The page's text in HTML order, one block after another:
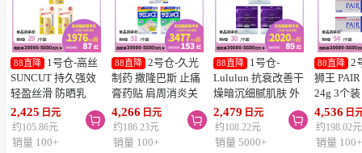
88直降
1号仓-高丝
SUNCUT 持久强效
轻盈丝滑 防晒乳
SPF50+ PA++++
50ml 3个装 阻隔紫
外线 持久耐水 户外
2,425 日元
约105.86元

销量 100+
88直降
2号仓-久光
制药 撒隆巴斯 止痛
膏药贴 肩周消炎关
节颈椎疼 4.6×7.2cm
120贴 3个装【第3类
医药品】
4,266 日元
约186.23元

销量 100+
88直降
1号仓-
Lululun 抗衰改善干
燥暗沉细腻肌肤 外
泌体精华液保湿面膜
7片 3个装 Exosome
增加肌肤弹力透明感
2,479 日元
约108.22元

销量 5000+
88直降
2
狮王
24g 3个
疮 去痘
舒缓炎症
类医药品
4,536 日
约198.02元
销量 100+